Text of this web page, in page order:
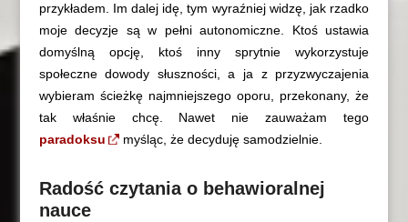
przykładem. Im dalej idę, tym wyraźniej widzę, jak rzadko
moje decyzje są w pełni autonomiczne. Ktoś ustawia
domyślną opcję, ktoś inny sprytnie wykorzystuje
społeczne dowody słuszności, a ja z przyzwyczajenia
wybieram ścieżkę najmniejszego oporu, przekonany, że
tak właśnie chcę. Nawet nie zauważam tego
paradoksu
myśląc, że decyduję samodzielnie.
Radość czytania o behawioralnej
nauce